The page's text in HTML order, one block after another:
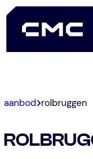
de
inhoud
aanbod rolbruggen